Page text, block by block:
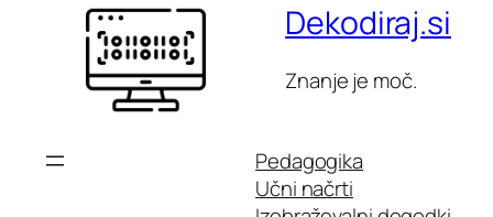
Dekodiraj.si
Znanje je moč.
Pedagogika
Učni načrti